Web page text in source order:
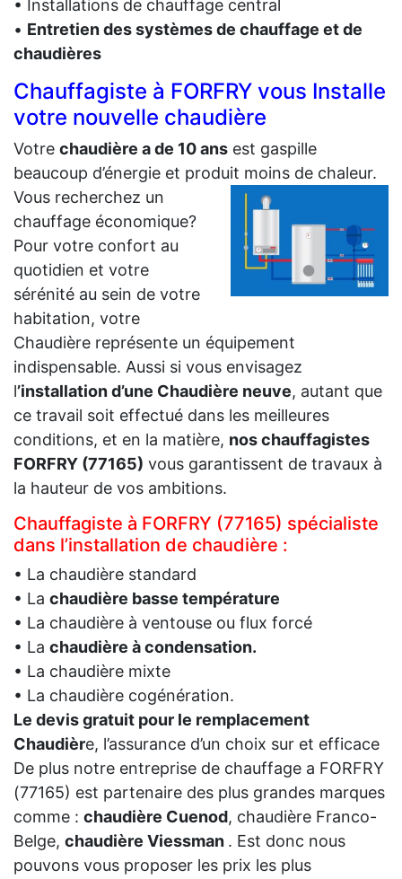
• Installations de chauffage central
• Entretien des systèmes de chauffage et de
chaudières
Chauffagiste à FORFRY vous Installe
votre nouvelle chaudière
Votre chaudière a de 10 ans est gaspille
beaucoup d’énergie et produit moins de chaleur.
Vous recherchez un
chauffage économique?
Pour votre confort au
quotidien et votre
sérénité au sein de votre
habitation, votre
Chaudière représente un équipement
indispensable. Aussi si vous envisagez
l’installation d’une Chaudière neuve, autant que
ce travail soit effectué dans les meilleures
conditions, et en la matière, nos chauffagistes
FORFRY (77165) vous garantissent de travaux à
la hauteur de vos ambitions.
Chauffagiste à FORFRY (77165) spécialiste
dans l’installation de chaudière :
• La chaudière standard
• La chaudière basse température
• La chaudière à ventouse ou flux forcé
• La chaudière à condensation.
• La chaudière mixte
• La chaudière cogénération.
Le devis gratuit pour le remplacement
Chaudière, l’assurance d’un choix sur et efficace
De plus notre entreprise de chauffage a FORFRY
(77165) est partenaire des plus grandes marques
comme : chaudière Cuenod, chaudière Franco-
Belge, chaudière Viessman . Est donc nous
pouvons vous proposer les prix les plus